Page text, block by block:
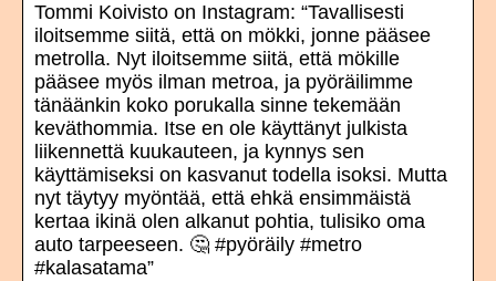
Tommi Koivisto on Instagram: “Tavallisesti
iloitsemme siitä, että on mökki, jonne pääsee
metrolla. Nyt iloitsemme siitä, että mökille
pääsee myös ilman metroa, ja pyöräilimme
tänäänkin koko porukalla sinne tekemään
keväthommia. Itse en ole käyttänyt julkista
liikennettä kuukauteen, ja kynnys sen
käyttämiseksi on kasvanut todella isoksi. Mutta
nyt täytyy myöntää, että ehkä ensimmäistä
kertaa ikinä olen alkanut pohtia, tulisiko oma
auto tarpeeseen. 🤔 #pyöräily #metro
#kalasatama”